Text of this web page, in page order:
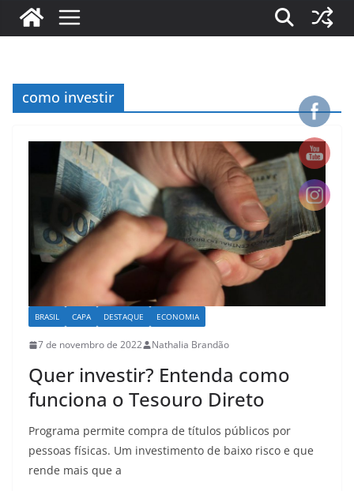
como investir
BRASIL CAPA DESTAQUE ECONOMIA
7 de novembro de 2022 Nathalia Brandão
Quer investir? Entenda como
funciona o Tesouro Direto
Programa permite compra de títulos públicos por
pessoas físicas. Um investimento de baixo risco e que
rende mais que a